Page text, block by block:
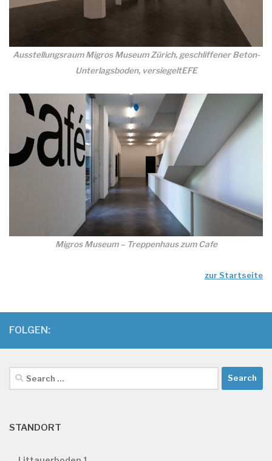
Ausstellungsraum Migros Museum Zürich, geschliffener Beton-
Unterlagsboden, versiegeltEFE
Migros Museum – Treppenhaus zum Cafe
zur Startseite
FOLGEN:
Search
for:
STANDORT